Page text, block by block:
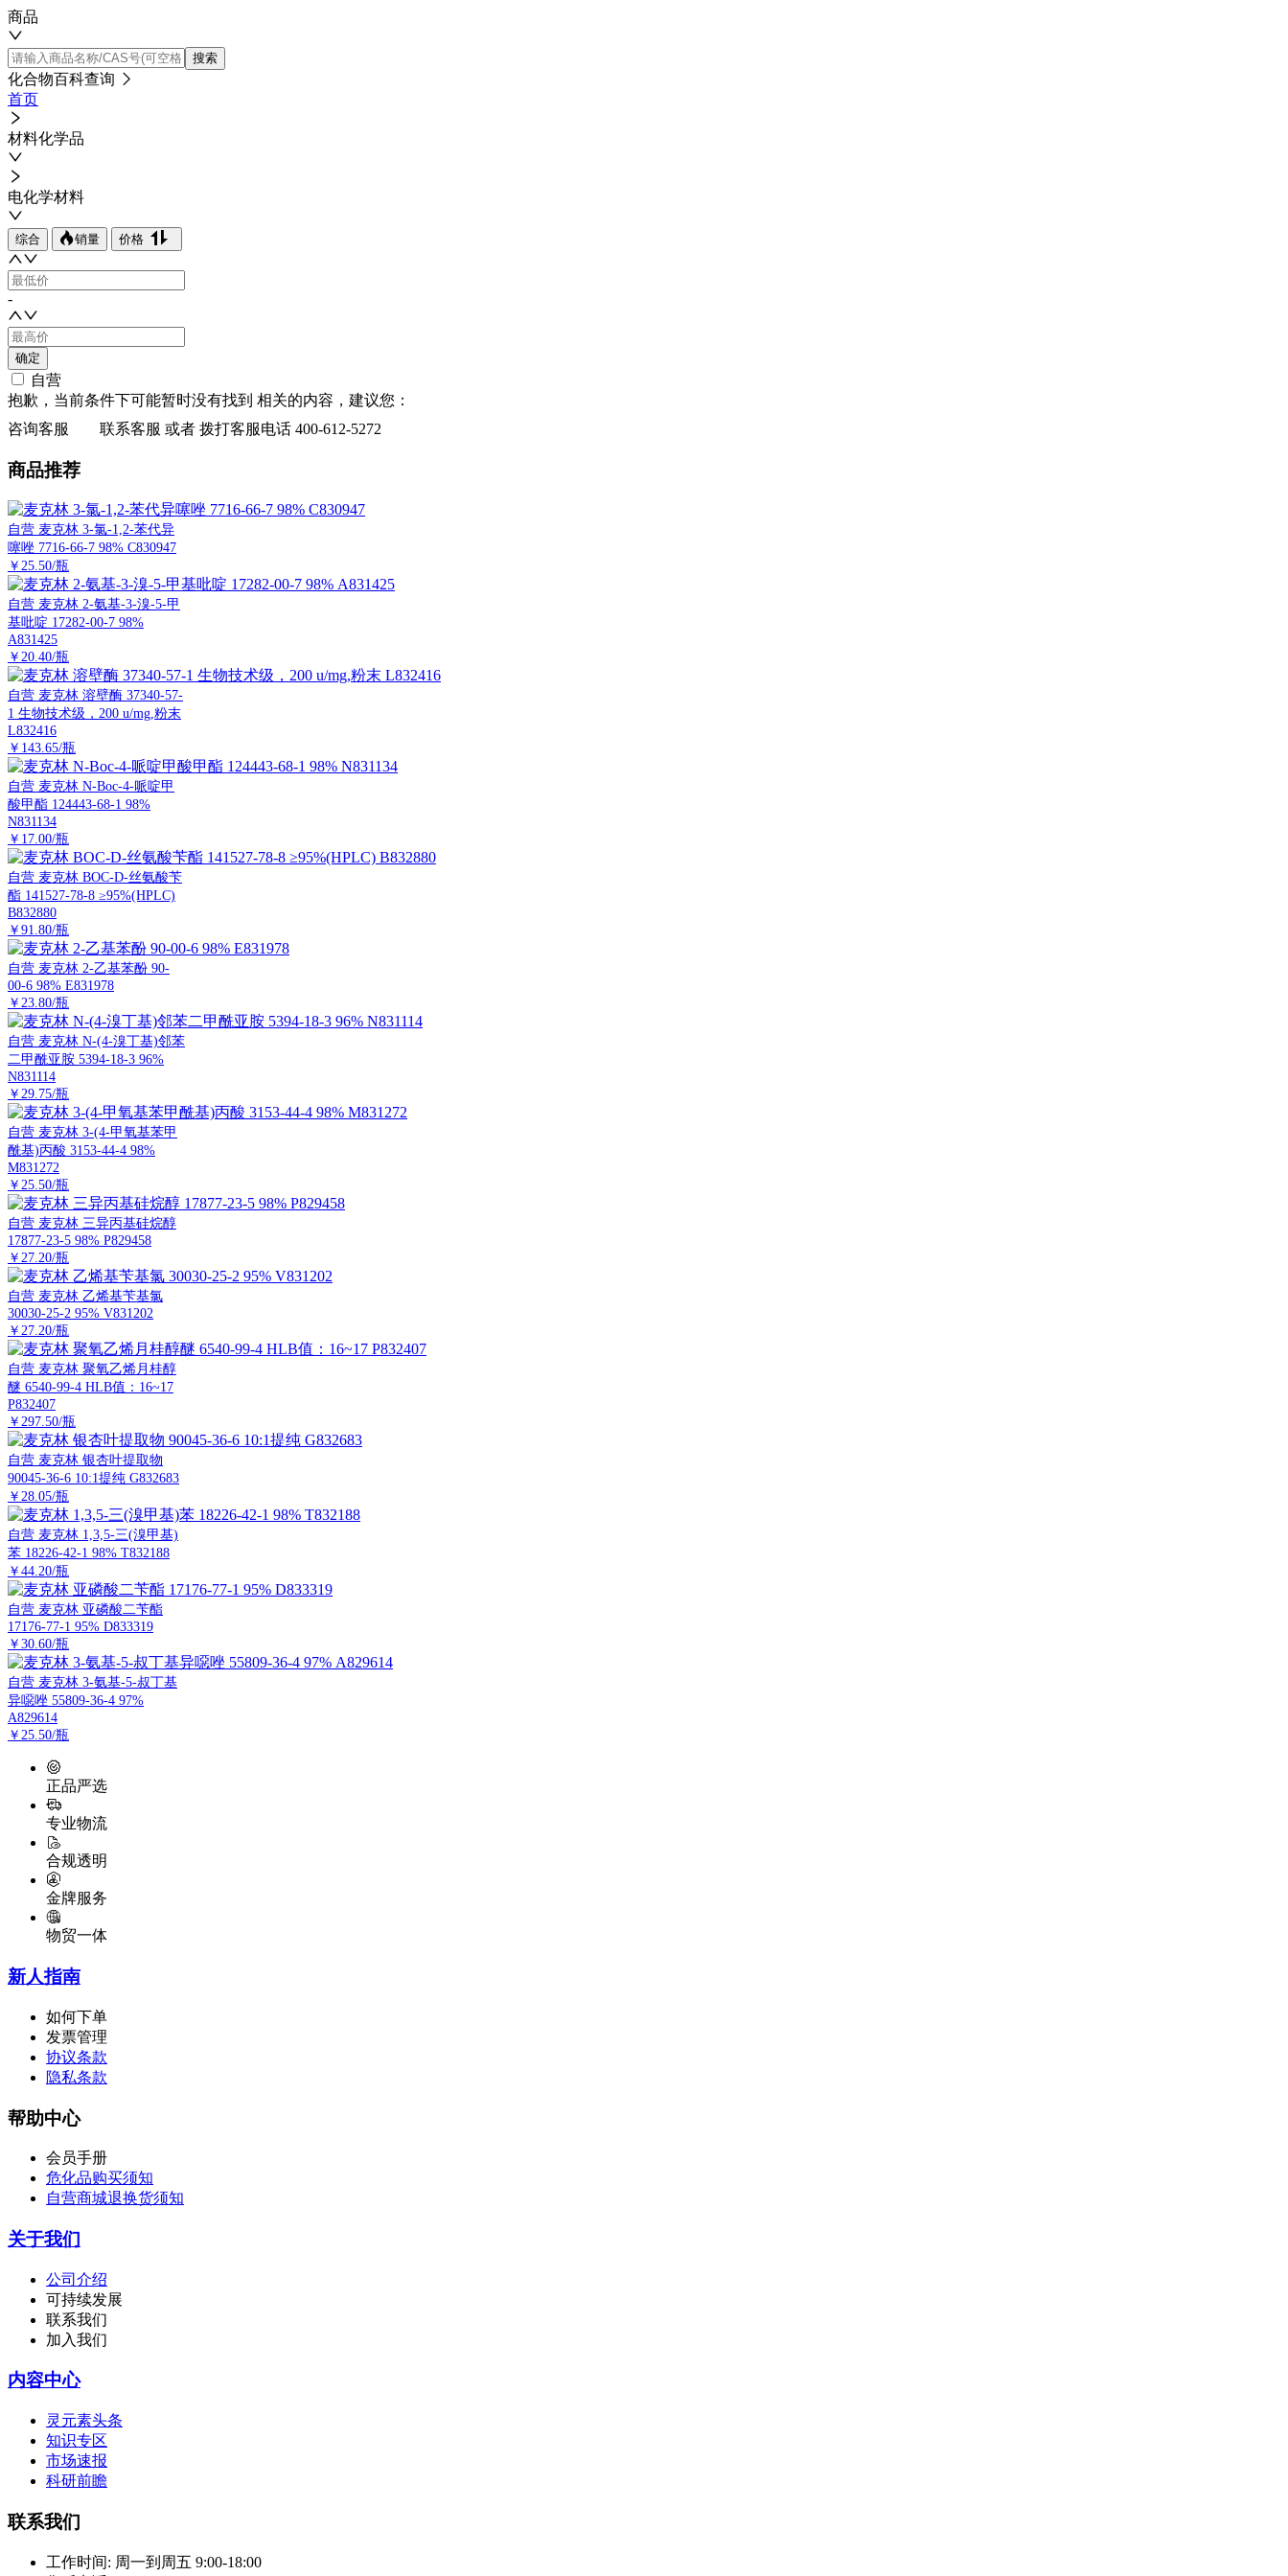
商品
搜索
化合物百科查询
首页
材料化学品
电化学材料
综合 销量 价格
-
确定
自营
抱歉，当前条件下可能暂时没有找到 相关的内容，建议您：
咨询客服
联系客服 或者 拨打客服电话 400-612-5272
商品推荐
自营 麦克林 3-氯-1,2-苯代异
噻唑 7716-66-7 98% C830947
￥25.50/瓶
自营 麦克林 2-氨基-3-溴-5-甲
基吡啶 17282-00-7 98%
A831425
￥20.40/瓶
自营 麦克林 溶壁酶 37340-57-
1 生物技术级，200 u/mg,粉末
L832416
￥143.65/瓶
自营 麦克林 N-Boc-4-哌啶甲
酸甲酯 124443-68-1 98%
N831134
￥17.00/瓶
自营 麦克林 BOC-D-丝氨酸苄
酯 141527-78-8 ≥95%(HPLC)
B832880
￥91.80/瓶
自营 麦克林 2-乙基苯酚 90-
00-6 98% E831978
￥23.80/瓶
自营 麦克林 N-(4-溴丁基)邻苯
二甲酰亚胺 5394-18-3 96%
N831114
￥29.75/瓶
自营 麦克林 3-(4-甲氧基苯甲
酰基)丙酸 3153-44-4 98%
M831272
￥25.50/瓶
自营 麦克林 三异丙基硅烷醇
17877-23-5 98% P829458
￥27.20/瓶
自营 麦克林 乙烯基苄基氯
30030-25-2 95% V831202
￥27.20/瓶
自营 麦克林 聚氧乙烯月桂醇
醚 6540-99-4 HLB值：16~17
P832407
￥297.50/瓶
自营 麦克林 银杏叶提取物
90045-36-6 10:1提纯 G832683
￥28.05/瓶
自营 麦克林 1,3,5-三(溴甲基)
苯 18226-42-1 98% T832188
￥44.20/瓶
自营 麦克林 亚磷酸二苄酯
17176-77-1 95% D833319
￥30.60/瓶
自营 麦克林 3-氨基-5-叔丁基
异噁唑 55809-36-4 97%
A829614
￥25.50/瓶
正品严选
专业物流
合规透明
金牌服务
物贸一体
新人指南
如何下单
发票管理
协议条款
隐私条款
帮助中心
会员手册
危化品购买须知
自营商城退换货须知
关于我们
公司介绍
可持续发展
联系我们
加入我们
内容中心
灵元素头条
知识专区
市场速报
科研前瞻
联系我们
工作时间: 周一到周五 9:00-18:00